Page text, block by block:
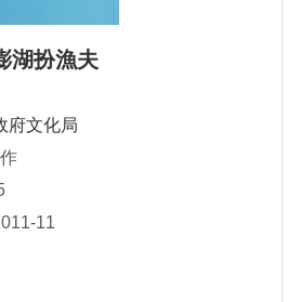
湖扮漁夫
府文化局
11